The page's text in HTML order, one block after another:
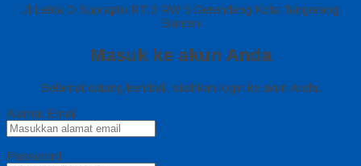
Jl Letda D Suprapto RT 3 RW 5 Gerendeng Kota Tangerang
Banten
Masuk ke akun Anda
Selamat datang kembali, silahkan login ke akun Anda.
Alamat Email
Password